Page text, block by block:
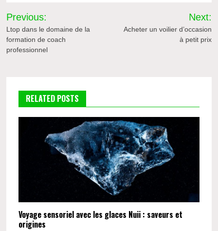
Navigation
de
l’article
Previous:
Ltop dans le domaine de la
formation de coach
professionnel
Next:
Acheter un voilier d’occasion
à petit prix
RELATED POSTS
Voyage sensoriel avec les glaces Nuii : saveurs et
origines